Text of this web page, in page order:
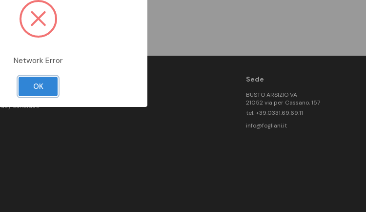
legali
di vendita
candidati
Sede
BUSTO ARSIZIO VA
21052 via per Cassano, 157
tel. +39.0331.69.69.11
info@fogliani.it
Network Error
OK